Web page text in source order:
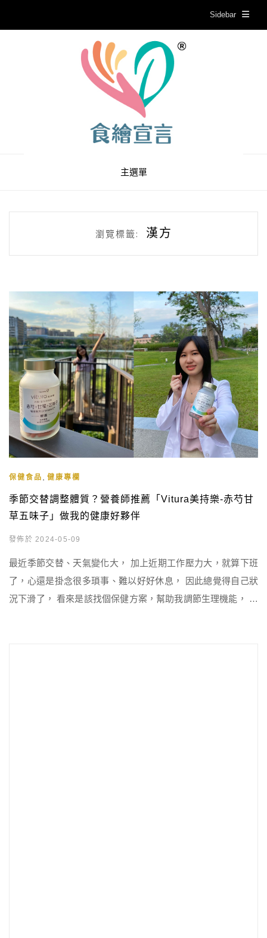
Sidebar
主選單
瀏覽標籤: 漢方
保健食品 健康專欄
季節交替調整體質？營養師推薦「Vitura美持樂-赤芍甘
草五味子」做我的健康好夥伴
發佈於 2024-05-09
最近季節交替、天氣變化大， 加上近期工作壓力大，就算下班
了，心還是掛念很多瑣事、難以好好休息， 因此總覺得自己狀
況下滑了， 看來是該找個保健方案，幫助我調節生理機能， 好